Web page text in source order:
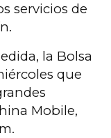
servicios de
la Bolsa
que
Mobile,